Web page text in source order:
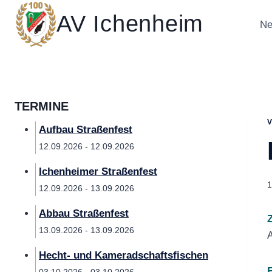
Zum
Inhalt
springen
AV Ichenheim
TERMINE
Aufbau Straßenfest
12.09.2026 - 12.09.2026
Ichenheimer Straßenfest
12.09.2026 - 13.09.2026
Abbau Straßenfest
13.09.2026 - 13.09.2026
Hecht- und Kameradschaftsfischen